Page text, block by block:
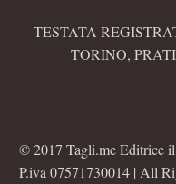
TESTATA
TORINO,
© 2017 Tagli.me Editrice
P.iva 07571730014 | All